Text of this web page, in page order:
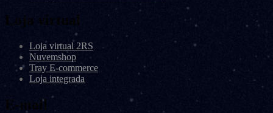
Loja virtual
Loja virtual 2RS
Nuvemshop
Tray E-commerce
Loja integrada
E-mail